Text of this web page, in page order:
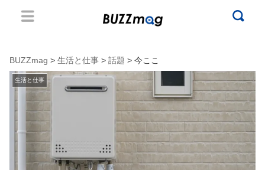
BUZZmag > 生活と仕事 > 話題 > 今ここ
生活と仕事